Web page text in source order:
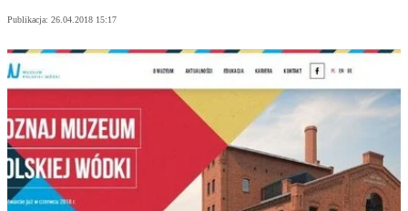
Publikacja: 26.04.2018 15:17